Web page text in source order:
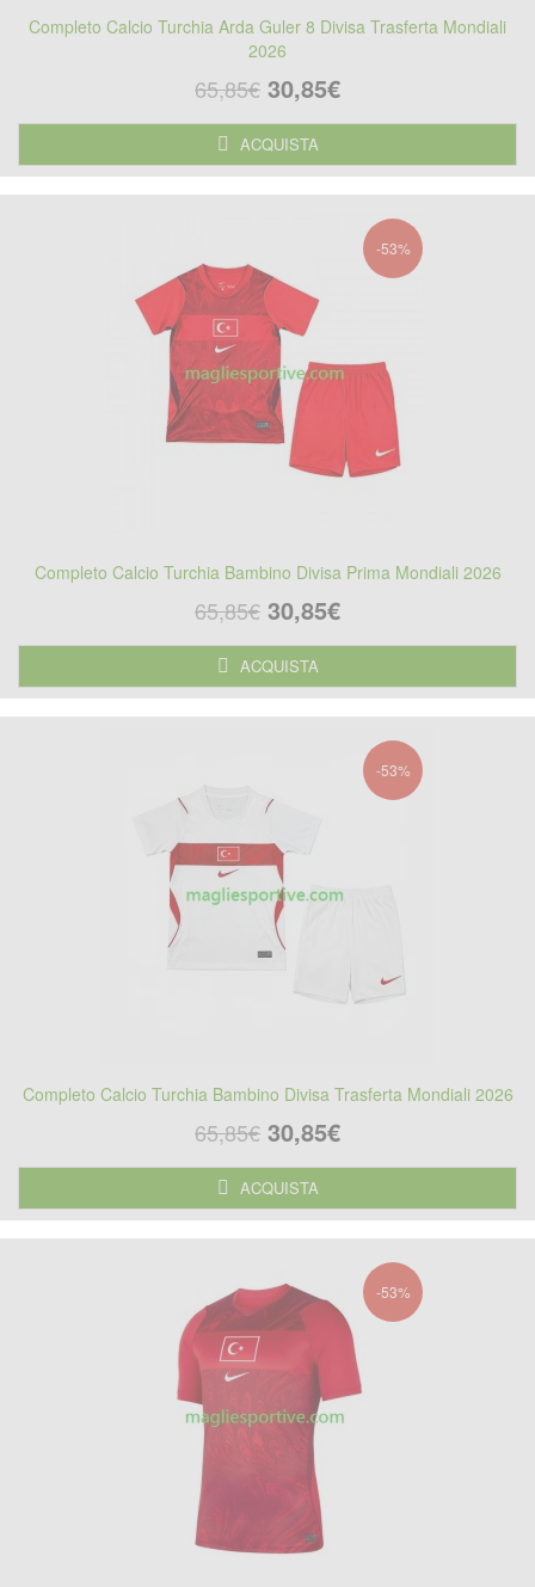
Completo Calcio Turchia Arda Guler 8 Divisa Trasferta Mondiali
2026
65,85€ 30,85€
ACQUISTA
-53%
Completo Calcio Turchia Bambino Divisa Prima Mondiali 2026
65,85€ 30,85€
ACQUISTA
-53%
Completo Calcio Turchia Bambino Divisa Trasferta Mondiali 2026
65,85€ 30,85€
ACQUISTA
-53%